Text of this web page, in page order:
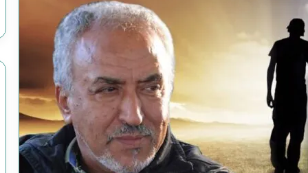
رواية
(الصاعدون